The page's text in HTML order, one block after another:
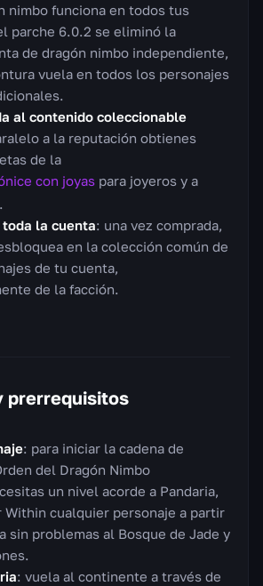
nimbo funciona en todos tus
parche 6.0.2 se eliminó la
de dragón nimbo independiente,
vuela en todos los personajes
al contenido coleccionable
a la reputación obtienes
de la
con joyas para joyeros y a
la cuenta: una vez comprada,
en la colección común de
de tu cuenta,
de la facción.
prerrequisitos
: para iniciar la cadena de
del Dragón Nimbo
un nivel acorde a Pandaria,
Within cualquier personaje a partir
sin problemas al Bosque de Jade y
: vuela al continente a través de